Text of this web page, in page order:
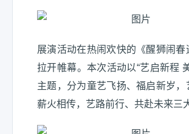
展演活动在热闹欢快的《醒狮闹春
拉开帷幕。本次活动以“艺启新程
主题，分为童艺飞扬、福启新岁，
薪火相传，艺路前行、共赴未来三